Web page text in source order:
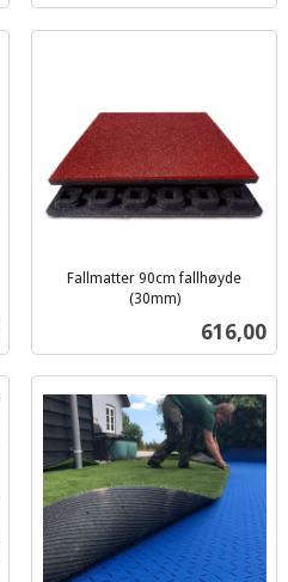
Fallmatter 90cm fallhøyde
(30mm)
Pris
616,00